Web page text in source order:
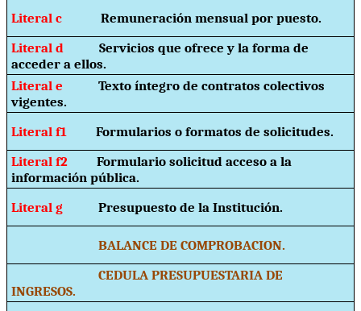
Literal c
Remuneración mensual por puesto.
Literal d Servicios que ofrece y la forma de
acceder a ellos.
Literal e Texto íntegro de contratos colectivos
vigentes.
Literal f1 Formularios o formatos de solicitudes.
Literal f2 Formulario solicitud acceso a la
información pública.
Literal g Presupuesto de la Institución.
BALANCE DE COMPROBACION.
CEDULA PRESUPUESTARIA DE
INGRESOS.